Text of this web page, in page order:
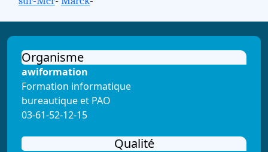
Organisme
awiformation
Formation informatique
bureautique et PAO
03-61-52-12-15
Qualité